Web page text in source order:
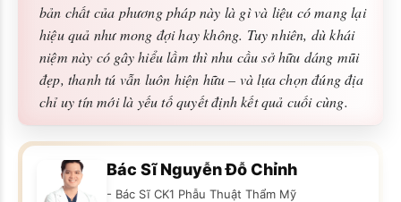
bản chất của phương pháp này là gì và liệu có mang lại
hiệu quả như mong đợi hay không. Tuy nhiên, dù khái
niệm này có gây hiểu lầm thì nhu cầu sở hữu dáng mũi
đẹp, thanh tú vẫn luôn hiện hữu – và lựa chọn đúng địa
chỉ uy tín mới là yếu tố quyết định kết quả cuối cùng.
Bác Sĩ Nguyễn Đỗ Chỉnh
- Bác Sĩ CK1 Phẫu Thuật Thẩm Mỹ